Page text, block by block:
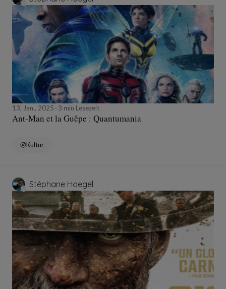
13, Jan., 2025 3 min Lesezeit
Ant-Man et la Guêpe : Quantumania
Kultur
Stéphane Hoegel